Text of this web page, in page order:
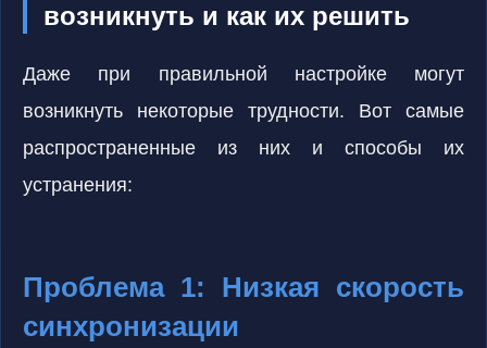
возникнуть и как их решить
Даже при правильной настройке могут
возникнуть некоторые трудности. Вот самые
распространенные из них и способы их
устранения:
Проблема 1: Низкая скорость
синхронизации